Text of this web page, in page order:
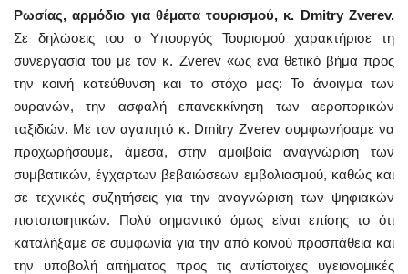
Ρωσίας, αρμόδιο για θέματα τουρισμού, κ. Dmitry Zverev.
Σε δηλώσεις του ο Υπουργός Τουρισμού χαρακτήρισε τη
συνεργασία του με τον κ. Zverev «ως ένα θετικό βήμα προς
την κοινή κατεύθυνση και το στόχο μας: Το άνοιγμα των
ουρανών, την ασφαλή επανεκκίνηση των αεροπορικών
ταξιδιών. Με τον αγαπητό κ. Dmitry Zverev συμφωνήσαμε να
προχωρήσουμε, άμεσα, στην αμοιβαία αναγνώριση των
συμβατικών, έγχαρτων βεβαιώσεων εμβολιασμού, καθώς και
σε τεχνικές συζητήσεις για την αναγνώριση των ψηφιακών
πιστοποιητικών. Πολύ σημαντικό όμως είναι επίσης το ότι
καταλήξαμε σε συμφωνία για την από κοινού προσπάθεια και
την υποβολή αιτήματος προς τις αντίστοιχες υγειονομικές